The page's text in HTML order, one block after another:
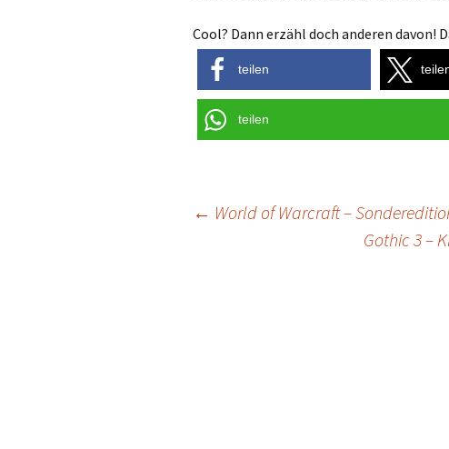
Cool? Dann erzähl doch anderen davon!
teilen
teilen
← World of Warcraft –
Gothic 3 –